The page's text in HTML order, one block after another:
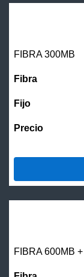
FIBRA 300MB
FIBRA 600MB